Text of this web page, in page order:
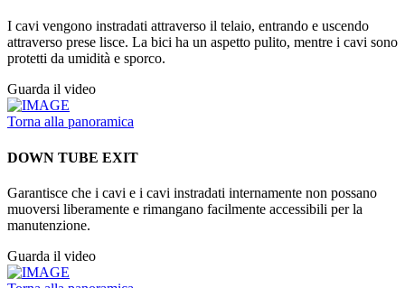
I cavi vengono instradati attraverso il telaio, entrando e uscendo
attraverso prese lisce. La bici ha un aspetto pulito, mentre i cavi sono
protetti da umidità e sporco.
Guarda il video
Torna alla panoramica
DOWN TUBE EXIT
Garantisce che i cavi e i cavi instradati internamente non possano
muoversi liberamente e rimangano facilmente accessibili per la
manutenzione.
Guarda il video